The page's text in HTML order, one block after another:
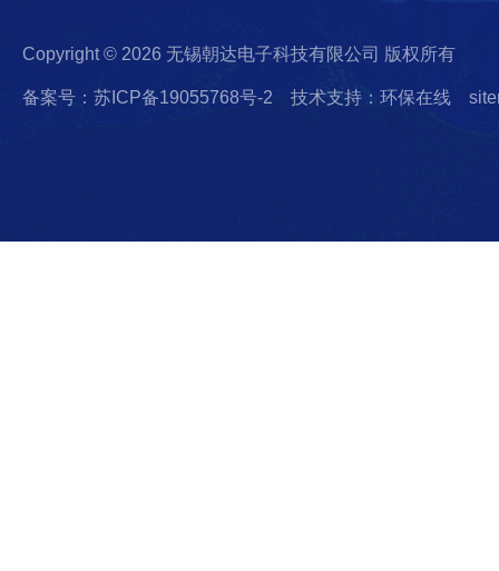
Copyright © 2026 无锡朝达电子科技有限公司 版权所有
备案号：苏ICP备19055768号-2 技术支持：环保在线